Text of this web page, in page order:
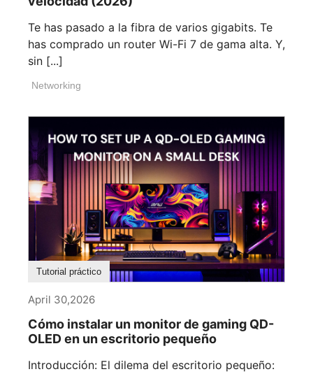
Te has pasado a la fibra de varios gigabits. Te
has comprado un router Wi-Fi 7 de gama alta. Y,
sin [...]
Networking
Tutorial práctico
April 30,2026
Cómo instalar un monitor de gaming QD-
OLED en un escritorio pequeño
Introducción: El dilema del escritorio pequeño: